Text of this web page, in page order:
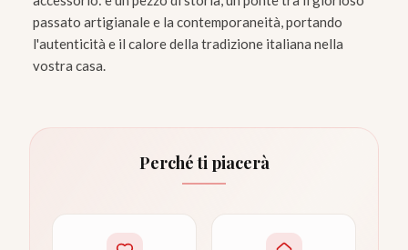
passato artigianale e la contemporaneità, portando
l'autenticità e il calore della tradizione italiana nella
vostra casa.
Perché ti piacerà